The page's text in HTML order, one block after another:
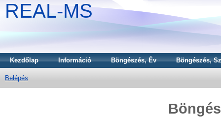
REAL-MS
Kezdőlap Információ Böngészés, Év Böngészés,
Belépés